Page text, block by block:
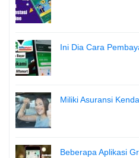
Ini Dia Cara
Miliki Asuransi
Beberapa Aplikasi